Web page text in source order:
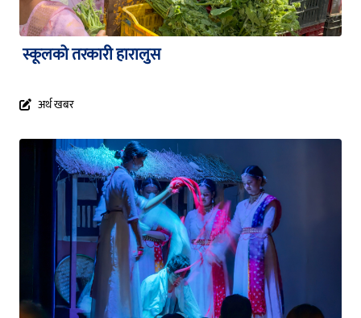
स्कूलको तरकारी हारालुस
अर्थ खबर